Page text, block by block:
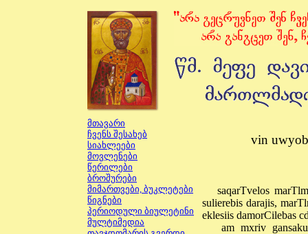
მთავარი
ჩვენს შესახებ
სიახლეები
მოვლენები
წერილები
ბროშურები
მიმართვები, ბუკლეტები
წიგნები
პერიოდული ბიულეტინი
მულტიმედია
vin
saqarTvelos
sulierebis darajis,
eklesiis damorCilebas
am mxriv